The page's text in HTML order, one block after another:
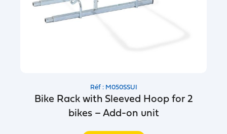
Réf : M050SSUI
Bike Rack with Sleeved Hoop for 2
bikes – Add-on unit